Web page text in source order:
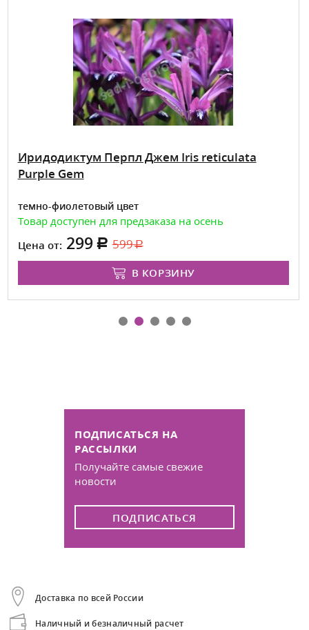
Иридодиктум Перпл Джем Iris reticulata
Purple Gem
темно-фиолетовый цвет
Товар доступен для предзаказа на осень
Цена от: 299 599
В КОРЗИНУ
ПОДПИСАТЬСЯ НА
РАССЫЛКИ
Получайте самые свежие
новости
ПОДПИСАТЬСЯ
Доставка по всей России
Наличный и безналичный расчет